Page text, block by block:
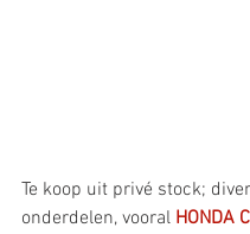
Te koop uit privé stock;
onderdelen, vooral HONDA